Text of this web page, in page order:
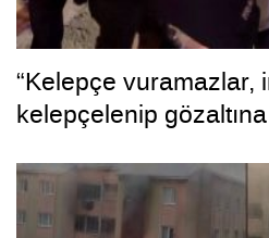
“Kelepçe vuramazlar,
kelepçelenip gözaltına